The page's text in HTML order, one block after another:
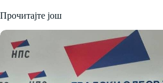
Прочитајте још